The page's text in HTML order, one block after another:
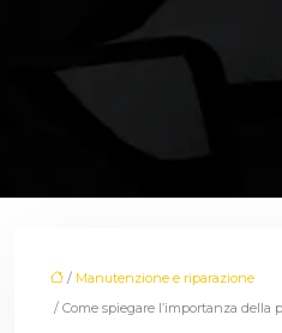
/ Manutenzione e riparazione
/ Come spiegare l’importanza della